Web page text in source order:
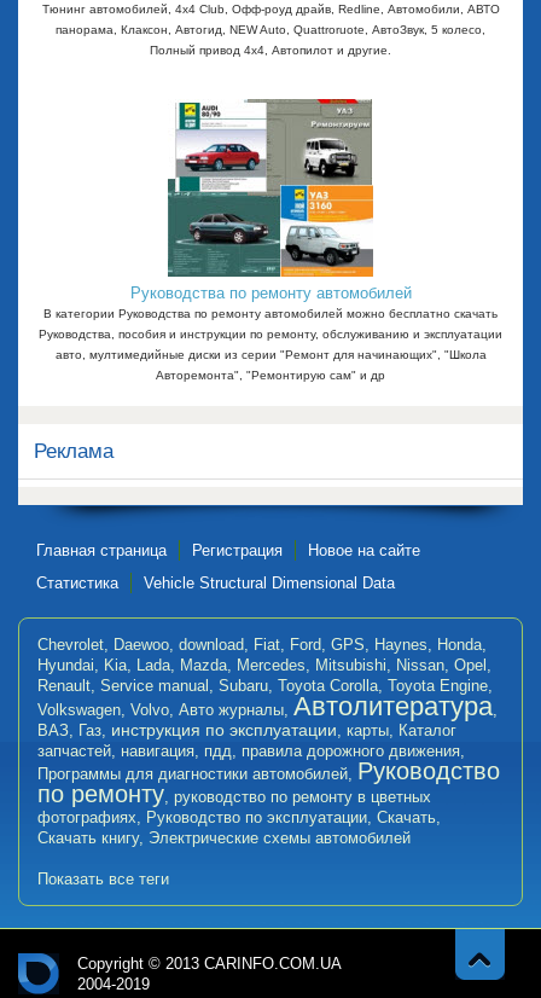
Тюнинг автомобилей, 4x4 Club, Офф-роуд драйв, Redline, Автомобили, АВТО
панорама, Клаксон, Автогид, NEW Auto, Quattroruote, АвтоЗвук, 5 колесо,
Полный привод 4х4, Автопилот и другие.
Руководства по ремонту автомобилей
В категории Руководства по ремонту автомобилей можно бесплатно скачать
Руководства, пособия и инструкции по ремонту, обслуживанию и эксплуатации
авто, мултимедийные диски из серии "Ремонт для начинающих", "Школа
Авторемонта", "Ремонтирую сам" и др
Реклама
Главная страница Регистрация
Новое на сайте
Статистика
Vehicle Structural Dimensional Data
Chevrolet Daewoo download Fiat Ford GPS Haynes Honda
Hyundai
Kia Lada Mazda Mercedes Mitsubishi Nissan Opel
Renault Service manual Subaru Toyota Corolla Toyota Engine
Volkswagen Volvo Авто журналы Автолитература
ВАЗ Газ инструкция по эксплуатации карты Каталог
запчастей навигация пдд правила дорожного движения
Программы для диагностики автомобилей Руководство
по ремонту руководство по ремонту в цветных
фотографиях
Руководство по эксплуатации Скачать
Скачать книгу, Электрические схемы автомобилей
Показать все теги
Copyright © 2013 CARINFO.COM.UA
2004-2019